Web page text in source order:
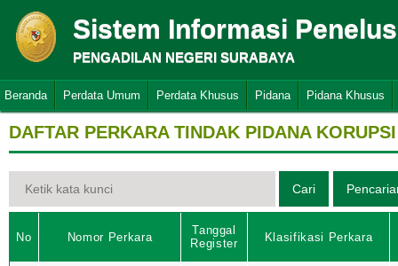
Sistem Informasi
PENGADILAN NEGERI SURABAYA
Beranda Perdata Umum Perdata Khusus Pidana Pidana Khusus
DAFTAR PERKARA TINDAK PIDANA KORUPSI
No Nomor Perkara
Tanggal
Register
Klasifikasi Perkara